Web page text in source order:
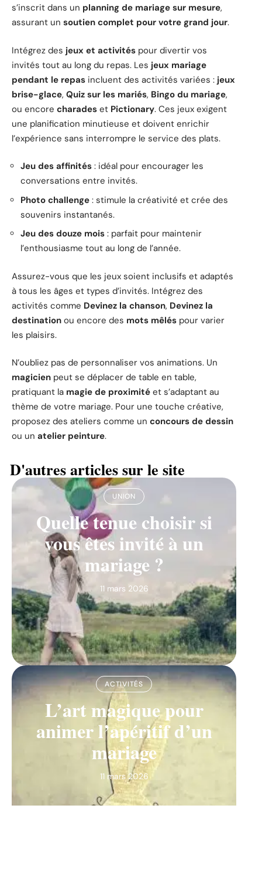
s’inscrit dans un planning de mariage sur mesure,
assurant un soutien complet pour votre grand jour.
Intégrez des jeux et activités pour divertir vos
invités tout au long du repas. Les jeux mariage
pendant le repas incluent des activités variées : jeux
brise-glace, Quiz sur les mariés, Bingo du mariage,
ou encore charades et Pictionary. Ces jeux exigent
une planification minutieuse et doivent enrichir
l’expérience sans interrompre le service des plats.
Jeu des affinités : idéal pour encourager les
conversations entre invités.
Photo challenge : stimule la créativité et crée des
souvenirs instantanés.
Jeu des douze mois : parfait pour maintenir
l’enthousiasme tout au long de l’année.
Assurez-vous que les jeux soient inclusifs et adaptés
à tous les âges et types d’invités. Intégrez des
activités comme Devinez la chanson, Devinez la
destination ou encore des mots mêlés pour varier
les plaisirs.
N’oubliez pas de personnaliser vos animations. Un
magicien peut se déplacer de table en table,
pratiquant la magie de proximité et s’adaptant au
thème de votre mariage. Pour une touche créative,
proposez des ateliers comme un concours de dessin
ou un atelier peinture.
D'autres articles sur le site
UNION
Quelle tenue choisir si
vous êtes invité à un
mariage ?
11 mars 2026
ACTIVITÉS
L’art magique pour
animer l’apéritif d’un
mariage
11 mars 2026